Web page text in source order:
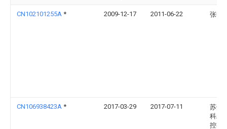
CN102101255A * 2009-12-17 2011-06-22 张明
CN106938423A * 2017-03-29 2017-07-11
苏州
科精
控有